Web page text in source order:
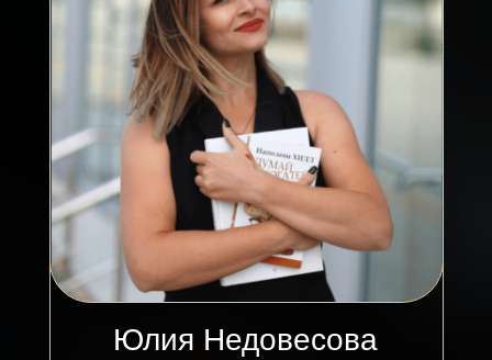
партнёром, родственниками
Здоровье и психосоматика
различных заболеваний
Работа с родом и другими
генетическими и историческими
программами
Стоимость сессии — 5 тыс рублей
(Пакет из 3-х сессий - 13.500₽,
из 5-ти сессий - 20.000₽)
записаться на
сессию